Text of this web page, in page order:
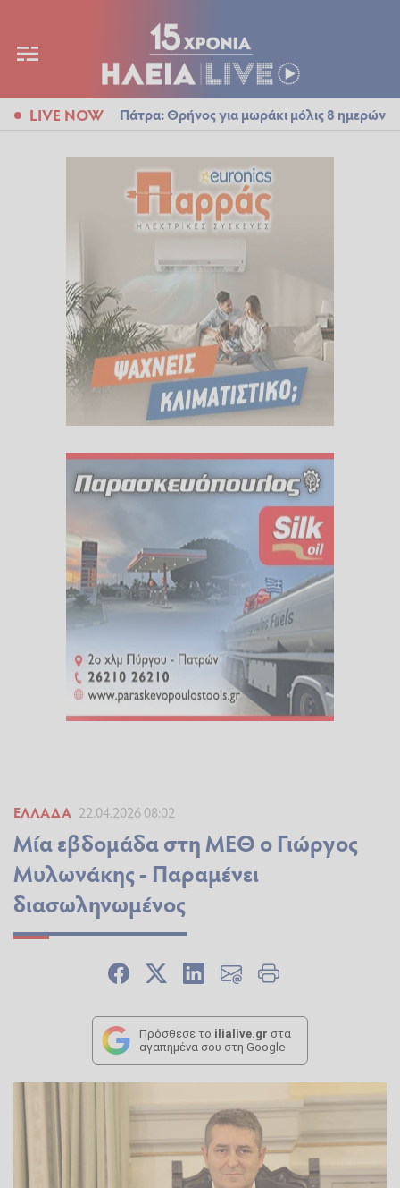
LIVE NOW Πάτρα: Θρήνος για μωράκι μόλις 8 ημερών
ΕΛΛΆΔΑ 22.04.2026 08:02
Μία εβδομάδα στη ΜΕΘ ο Γιώργος
Μυλωνάκης - Παραμένει
διασωληνωμένος
Πρόσθεσε το ilialive.gr στα
αγαπημένα σου στη Google